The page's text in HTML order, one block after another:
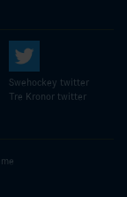
Swehockey twitter
Tre Kronor twitter